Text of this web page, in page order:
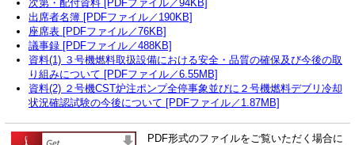
次第・配付資料 [PDFファイル／94KB]
出席者名簿 [PDFファイル／190KB]
座席表 [PDFファイル／76KB]
議事録 [PDFファイル／488KB]
資料(1) ３号機燃料取扱設備における安全・品質の確保及び今後の取
り組みについて [PDFファイル／6.55MB]
資料(2) ２号機CST炉注ポンプ全停事象並びに２号機燃料デブリ冷却
状況確認試験の今後について [PDFファイル／1.87MB]
PDF形式のファイルをご覧いただく場合に